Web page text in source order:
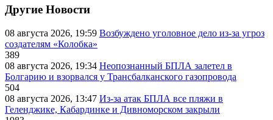
Другие Новости
08 августа 2026, 19:59 Возбуждено уголовное дело из-за угроз
создателям «Колобка»
389
08 августа 2026, 19:34 Неопознанный БПЛА залетел в
Болгарию и взорвался у Трансбалканского газопровода
504
08 августа 2026, 13:47 Из-за атак БПЛА все пляжи в
Геленджике, Кабардинке и Дивноморском закрыли